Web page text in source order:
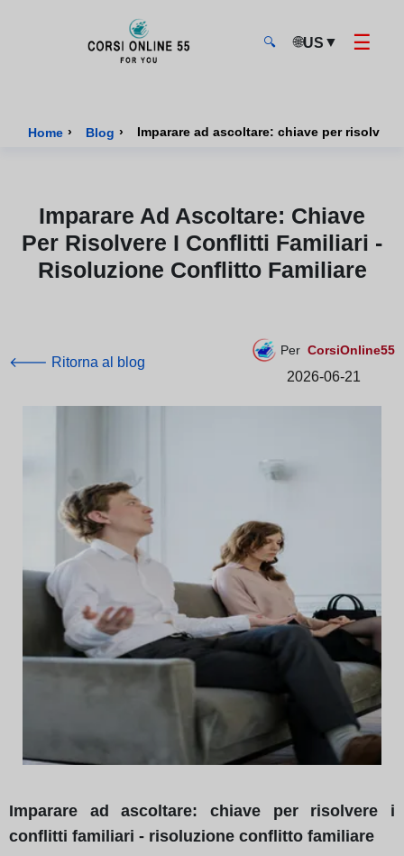
🔍 🌐US ▼ ☰
Home › Blog › Imparare ad ascoltare: chiave per
Imparare Ad Ascoltare: Chiave
Per Risolvere I Conflitti Familiari -
Risoluzione Conflitto Familiare
🡐 Ritorna al blog
Per CorsiOnline55
2026-06-21
Imparare ad ascoltare: chiave per risolvere i
conflitti familiari - risoluzione conflitto familiare